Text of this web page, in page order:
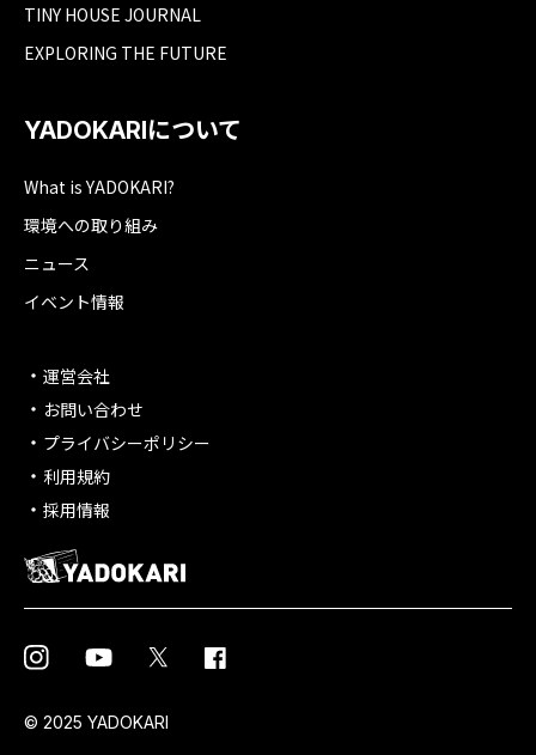
TINY HOUSE JOURNAL
EXPLORING THE FUTURE
YADOKARIについて
What is YADOKARI?
環境への取り組み
ニュース
イベント情報
運営会社
お問い合わせ
プライバシーポリシー
利用規約
採用情報
© 2025 YADOKARI